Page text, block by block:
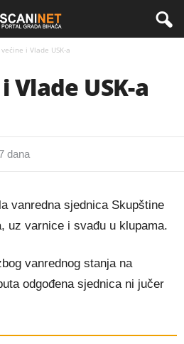
i Vlade USK-a
Vlade USK-a
dana
vanredna sjednica Skupštine
uz varnice i svađu u klupama.
vanrednog stanja na
odgođena sjednica ni jučer